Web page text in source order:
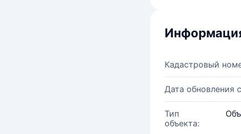
Кадастровый
Дата обновления
Тип
объекта: